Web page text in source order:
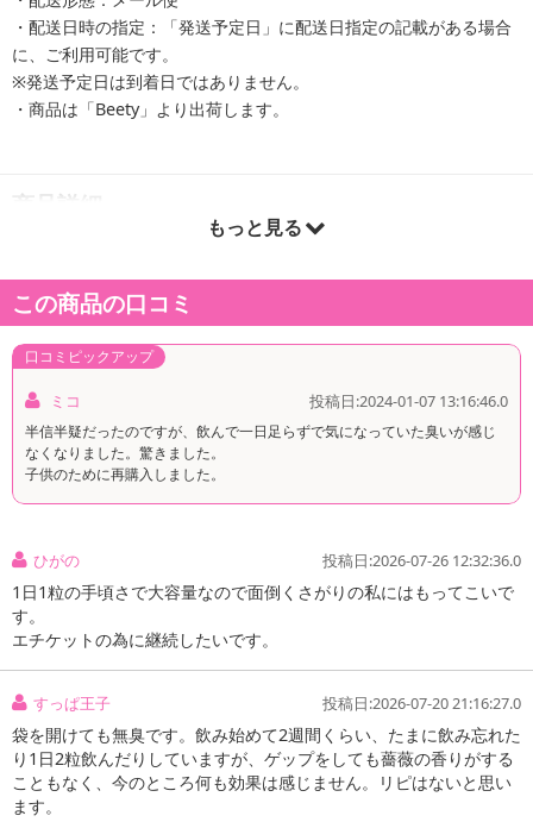
・配送日時の指定：「発送予定日」に配送日指定の記載がある場合
に、ご利用可能です。
※発送予定日は到着日ではありません。
・商品は「Beety」より出荷します。
商品詳細
もっと見る
この商品の口コミ
口コミピックアップ
ミコ 投稿日:2024-01-07 13:16:46.0
半信半疑だったのですが、飲んで一日足らずで気になっていた臭いが感じ
なくなりました。驚きました。
子供のために再購入しました。
ひがの 投稿日:2026-07-26 12:32:36.0
1日1粒の手頃さで大容量なので面倒くさがりの私にはもってこいで
す。
エチケットの為に継続したいです。
すっぱ王子 投稿日:2026-07-20 21:16:27.0
袋を開けても無臭です。飲み始めて2週間くらい、たまに飲み忘れた
り1日2粒飲んだりしていますが、ゲップをしても薔薇の香りがする
こともなく、今のところ何も効果は感じません。リピはないと思い
ます。